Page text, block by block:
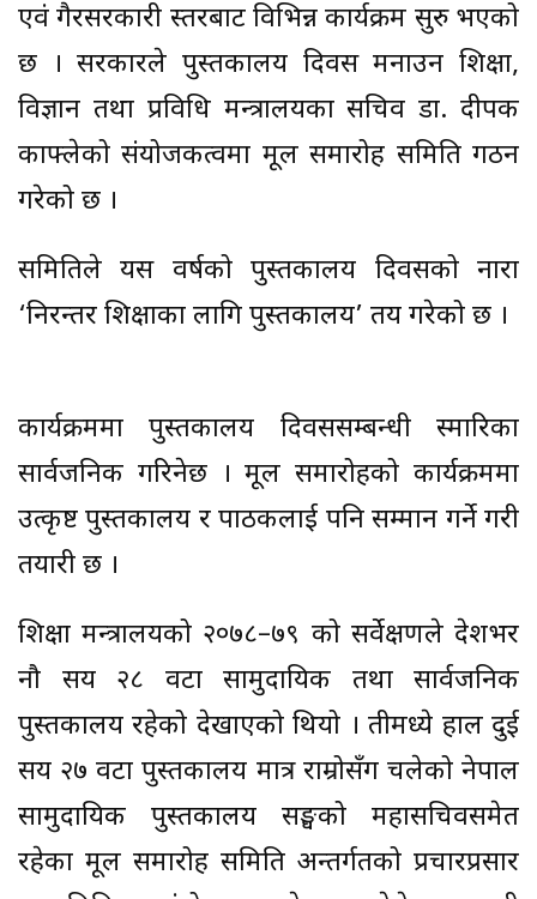
एवं गैरसरकारी स्तरबाट विभिन्न कार्यक्रम सुरु भएको
छ । सरकारले पुस्तकालय दिवस मनाउन शिक्षा,
विज्ञान तथा प्रविधि मन्त्रालयका सचिव डा. दीपक
काफ्लेको संयोजकत्वमा मूल समारोह समिति गठन
गरेको छ ।
समितिले यस वर्षको पुस्तकालय दिवसको नारा
‘निरन्तर शिक्षाका लागि पुस्तकालय’ तय गरेको छ ।
कार्यक्रममा पुस्तकालय दिवससम्बन्धी स्मारिका
सार्वजनिक गरिनेछ । मूल समारोहको कार्यक्रममा
उत्कृष्ट पुस्तकालय र पाठकलाई पनि सम्मान गर्ने गरी
तयारी छ ।
शिक्षा मन्त्रालयको २०७८–७९ को सर्वेक्षणले देशभर
नौ सय २८ वटा सामुदायिक तथा सार्वजनिक
पुस्तकालय रहेको देखाएको थियो । तीमध्ये हाल दुई
सय २७ वटा पुस्तकालय मात्र राम्रोसँग चलेको नेपाल
सामुदायिक पुस्तकालय सङ्घको महासचिवसमेत
रहेका मूल समारोह समिति अन्तर्गतको प्रचारप्रसार